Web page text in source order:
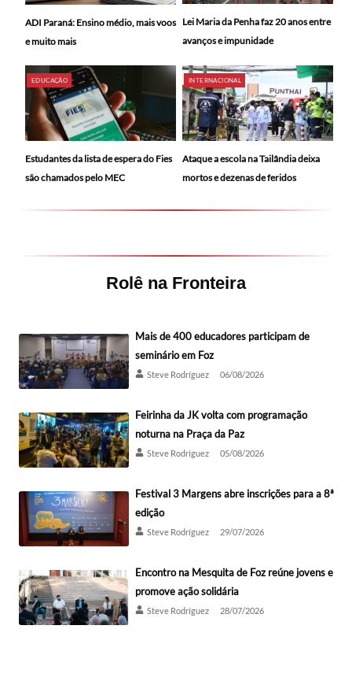
ADI Paraná: Ensino médio, mais voos
e muito mais
Lei Maria da Penha faz 20 anos entre
avanços e impunidade
EDUCAÇÃO
Estudantes da lista de espera do Fies
são chamados pelo MEC
INTERNACIONAL
Ataque a escola na Tailândia deixa
mortos e dezenas de feridos
Rolê na Fronteira
Mais de 400 educadores participam de
seminário em Foz
Steve Rodríguez 06/08/2026
Feirinha da JK volta com programação
noturna na Praça da Paz
Steve Rodríguez 05/08/2026
Festival 3 Margens abre inscrições para a 8ª
edição
Steve Rodríguez 29/07/2026
Encontro na Mesquita de Foz reúne jovens e
promove ação solidária
Steve Rodríguez 28/07/2026